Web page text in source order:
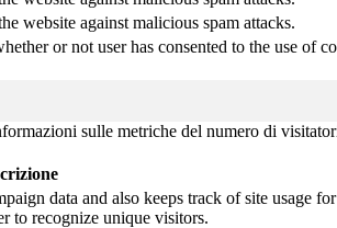
website against malicious spam attacks.
or not user has consented to the use of
sulle metriche del numero di
data and also keeps track of site usage
to recognize unique visitors.